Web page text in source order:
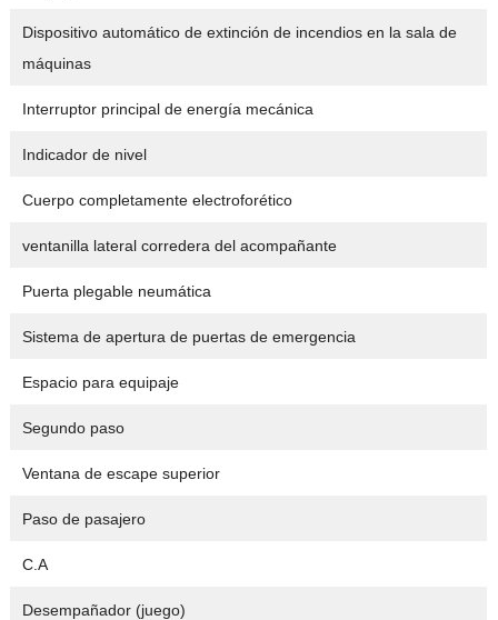
Dispositivo automático de extinción de incendios en la sala de
máquinas
Interruptor principal de energía mecánica
Indicador de nivel
Cuerpo completamente electroforético
ventanilla lateral corredera del acompañante
Puerta plegable neumática
Sistema de apertura de puertas de emergencia
Espacio para equipaje
Segundo paso
Ventana de escape superior
Paso de pasajero
C.A
Desempañador (juego)